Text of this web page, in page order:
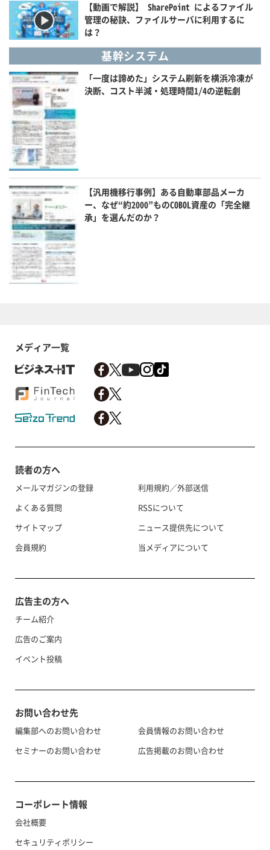
【動画で解説】 SharePoint によるファイル
管理の秘訣、ファイルサーバに利用するに
は？
基幹システム
「一度は諦めた」システム刷新を横浜冷凍が
決断、コスト半減・処理時間1/4の逆転劇
【汎用機移行事例】ある自動車部品メーカ
ー、なぜ“約2000”ものCOBOL資産の「完全継
承」を選んだのか？
メディア一覧
読者の方へ
メールマガジンの登録
よくある質問
サイトマップ
会員規約
利用規約／外部送信
RSSについて
ニュース提供先について
当メディアについて
広告主の方へ
チーム紹介
広告のご案内
イベント投稿
お問い合わせ先
編集部へのお問い合わせ
セミナーのお問い合わせ
会員情報のお問い合わせ
広告掲載のお問い合わせ
コーポレート情報
会社概要
セキュリティポリシー